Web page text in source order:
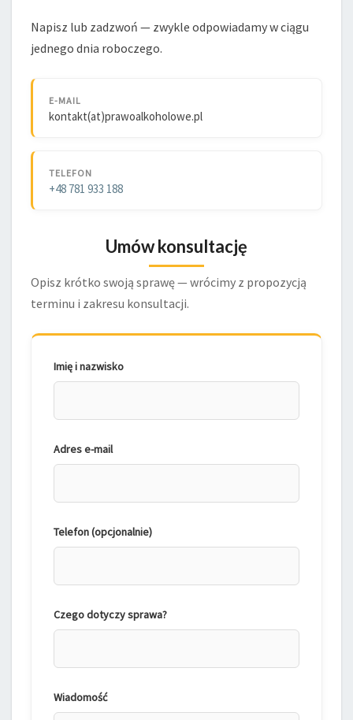
Napisz lub zadzwoń — zwykle odpowiadamy w ciągu
jednego dnia roboczego.
E-MAIL
kontakt(at)prawoalkoholowe.pl
TELEFON
+48 781 933 188
Umów konsultację
Opisz krótko swoją sprawę — wrócimy z propozycją
terminu i zakresu konsultacji.
Imię i nazwisko
Adres e-mail
Telefon (opcjonalnie)
Czego dotyczy sprawa?
Wiadomość